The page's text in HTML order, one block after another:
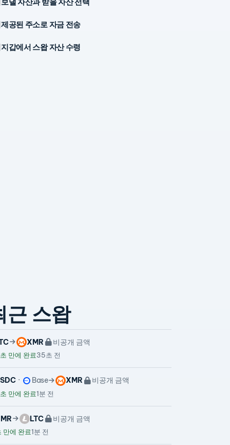
제공된 주소로 자금 전송
지갑에서 스왑 자산 수령
근 스왑
XMR 비공개 금액
만에 완료35초 전
Base XMR 비공개 금액
만에 완료1분 전
LTC 비공개 금액
만에 완료1분 전